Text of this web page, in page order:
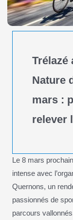
Trélazé
Nature
mars :
relever
Le 8 mars
intense avec
Quernons, un
passionnés de
parcours